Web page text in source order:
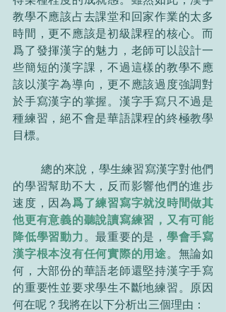
教學不應該占去課堂和回家作業的太多
時間，更不應該是初級課程的核心。而
爲了發揮漢字的魅力，老師可以設計一
些簡短的漢字課，不過這樣的教學不應
該以漢字為導向，更不應該過度強調對
於手寫漢字的掌握。漢字手寫只不過是
種練習，絕不會是華語課程的終極教學
目標。
	總的來說，學生練習寫漢字對他們
的學習幫助不大，反而影響他們的進步
速度，因為爲了練習寫字就沒時間做其
他更有意義的聽說讀寫練習，又有可能
降低學習動力。最重要的是， 學會手寫
漢字根本沒有任何實際的用途。無論如
何，大部份的華語老師還堅持漢字手寫
的重要性並要求學生不斷地練習。原因
何在呢？我將在以下分析出三個理由：